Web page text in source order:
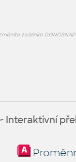
zadáním
Interaktivní